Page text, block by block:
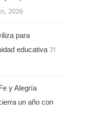
2026
para
educativa 31
y Alegría
un año con